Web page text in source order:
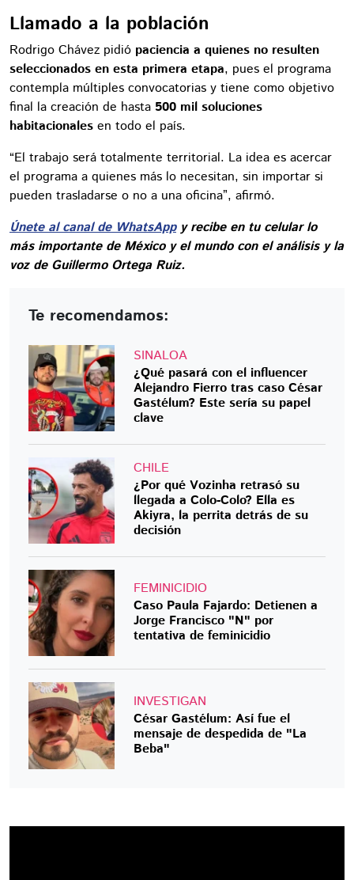
Llamado a la población
Rodrigo Chávez pidió paciencia a quienes no resulten
seleccionados en esta primera etapa, pues el programa
contempla múltiples convocatorias y tiene como objetivo
final la creación de hasta 500 mil soluciones
habitacionales en todo el país.
“El trabajo será totalmente territorial. La idea es acercar
el programa a quienes más lo necesitan, sin importar si
pueden trasladarse o no a una oficina”, afirmó.
Únete al canal de WhatsAppy recibe en tu celular lo
más importante de México y el mundo con el análisis y la
voz de Guillermo Ortega Ruiz.
Te recomendamos:
SINALOA
¿Qué pasará con el influencer
Alejandro Fierro tras caso César
Gastélum? Este sería su papel
clave
CHILE
¿Por qué Vozinha retrasó su
llegada a Colo-Colo? Ella es
Akiyra, la perrita detrás de su
decisión
FEMINICIDIO
Caso Paula Fajardo: Detienen a
Jorge Francisco "N" por
tentativa de feminicidio
INVESTIGAN
César Gastélum: Así fue el
mensaje de despedida de "La
Beba"